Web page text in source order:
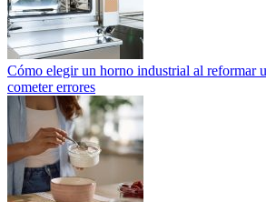
Cómo elegir un horno industrial al reformar
cometer errores